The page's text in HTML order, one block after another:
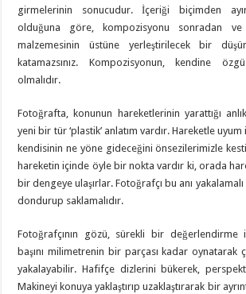
girmelerinin sonucudur. İçeriği biçimden
olduğuna göre, kompozisyonu sonradan
malzemesinin üstüne yerleştirilecek bir
katamazsınız. Kompozisyonun, kendine
olmalıdır.
Fotoğrafta, konunun hareketlerinin yarattığı
yeni bir tür ‘plastik’ anlatım vardır. Hareketle uyum
kendisinin ne yöne gideceğini önsezilerimizle
hareketin içinde öyle bir nokta vardır ki, orada
bir dengeye ulaşırlar. Fotoğrafçı bu anı
dondurup saklamalıdır.
Fotoğrafçının gözü, sürekli bir değerlendirme
başını milimetrenin bir parçası kadar oynatarak
yakalayabilir. Hafifçe dizlerini bükerek,
Makineyi konuya yaklaştırıp uzaklaştırarak bir